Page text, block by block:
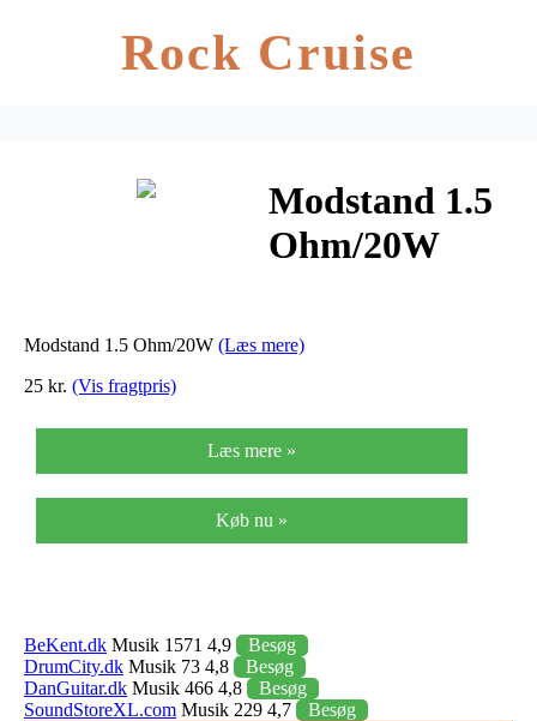
Rock Cruise
Modstand 1.5
Ohm/20W
Modstand 1.5 Ohm/20W (Læs mere)
25 kr. (Vis fragtpris)
Læs mere »
Køb nu »
BeKent.dk Musik 1571 4,9
Besøg
DrumCity.dk Musik 73 4,8
Besøg
DanGuitar.dk Musik 466 4,8
Besøg
SoundStoreXL.com Musik 229 4,7
Besøg